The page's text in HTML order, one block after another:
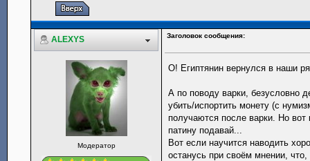
ALEXYS Заголовок сообщения:
Модератор
О! Египтянин вернулся в наши
А по поводу варки, безусловно
убить/испортить монету (с
получаются после варки. Но
патину подавай...
Вот если научится наводить
останусь при своём мнении, что,